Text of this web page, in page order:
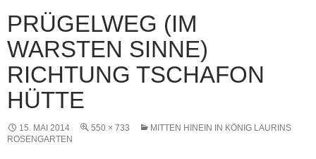
PRÜGELWEG (IM
WARSTEN SINNE)
RICHTUNG TSCHAFON
HÜTTE
15. MAI 2014 550 × 733
MITTEN HINEIN IN KÖNIG LAURINS
ROSENGARTEN